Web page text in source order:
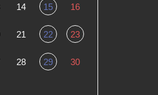
14 15 16
21 22 23
28 29 30